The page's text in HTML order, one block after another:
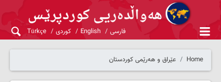
فارسی English کوردی Türkçe
Home عێراق و هەرێمی کوردستان